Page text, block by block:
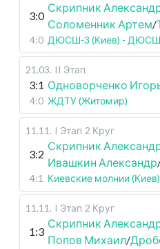
3:0
Скрипник
Соломенник Артем/
4:0 ДЮСШ-3 (Киев) - ДЮСШ
21.03. II Этап
3:1 Одноворченко
4:0 ЖДТУ (Житомир)
11.11 . I Этап 2 Круг
3:2
Скрипник
Ивашкин Александр
4:1 Киевские молнии (Киев)
11.11 . I Этап 2 Круг
1:3
Скрипник
Попов Михаил/